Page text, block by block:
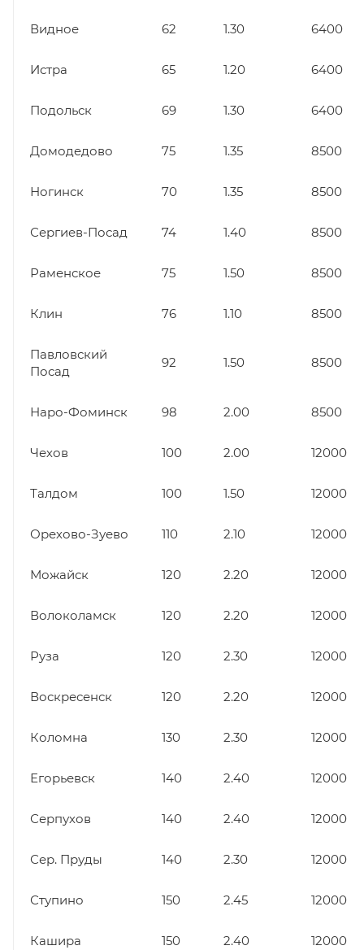
Видное 62 1.30 6400
Истра 65 1.20 6400
Подольск 69 1.30 6400
Домодедово 75 1.35 8500
Ногинск 70 1.35 8500
Сергиев-Посад 74 1.40 8500
Раменское 75 1.50 8500
Клин 76 1.10 8500
Павловский
Посад
92 1.50 8500
Наро-Фоминск 98 2.00 8500
Чехов 100 2.00 12000
Талдом 100 1.50 12000
Орехово-Зуево 110 2.10 12000
Можайск 120 2.20 12000
Волоколамск 120 2.20 12000
Руза 120 2.30 12000
Воскресенск 120 2.20 12000
Коломна 130 2.30 12000
Егорьевск 140 2.40 12000
Серпухов 140 2.40 12000
Сер. Пруды 140 2.30 12000
Ступино 150 2.45 12000
Кашира 150 2.40 12000